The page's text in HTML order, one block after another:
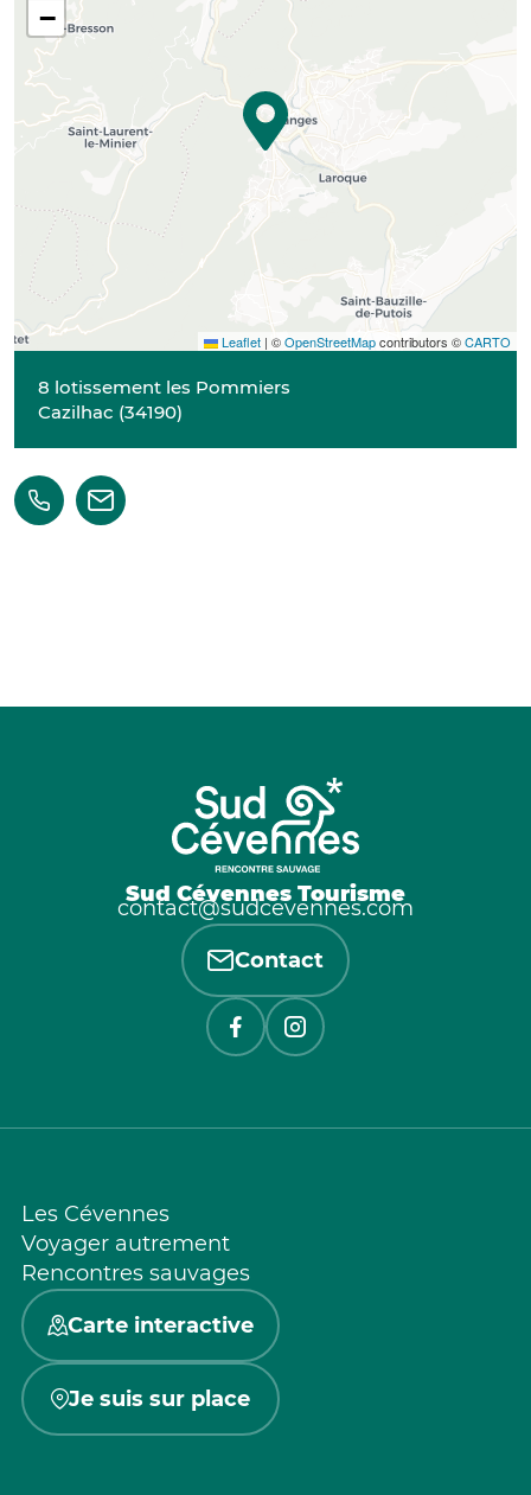
−
Leaflet | ©OpenStreetMapcontributors ©CARTO
8 lotissement les Pommiers
Cazilhac (34190)
Sud Cévennes Tourisme
contact@sudcevennes.com
Contact
Les Cévennes
Voyager autrement
Rencontres sauvages
Carte interactive
Je suis sur place